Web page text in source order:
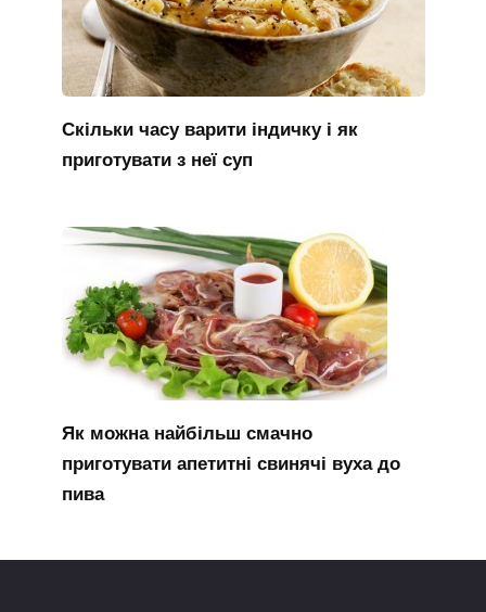
Скільки часу варити індичку і як
приготувати з неї суп
Як можна найбільш смачно
приготувати апетитні свинячі вуха до
пива